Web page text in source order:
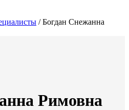
/Богдан Снежанна
Римовна